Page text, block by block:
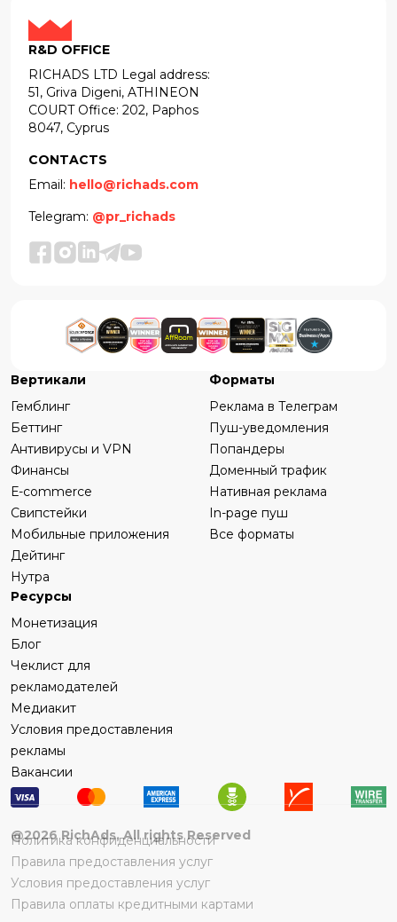
R&D OFFICE
RICHADS LTD Legal address:
51, Griva Digeni, ATHINEON
COURT Office: 202, Paphos
8047, Cyprus
CONTACTS
Email: hello@richads.com
Telegram: @pr_richads
Вертикали
Гемблинг
Беттинг
Антивирусы и VPN
Финансы
Е-commerce
Свипстейки
Мобильные приложения
Дейтинг
Нутра
Форматы
Реклама в Телеграм
Пуш-уведомления
Попандеры
Доменный трафик
Нативная реклама
In-page пуш
Все форматы
Ресурсы
Монетизация
Блог
Чеклист для
рекламодателей
Медиакит
Условия предоставления
рекламы
Вакансии
@2026RichAds, All rights Reserved
Политика конфиденциальности
Правила предоставления услуг
Условия предоставления услуг
Правила оплаты кредитными картами